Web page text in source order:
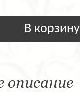
В корзину
описание